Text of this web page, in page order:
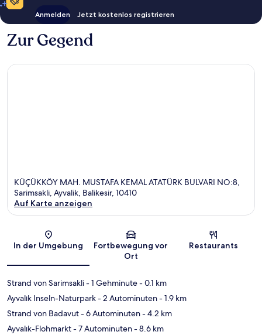
Anmelden Jetzt kostenlos registrieren
Zur Gegend
KÜÇÜKKÖY MAH. MUSTAFA KEMAL ATATÜRK BULVARI NO:8,
Sarimsakli, Ayvalik, Balikesir, 10410
Auf Karte anzeigen
In der Umgebung
Fortbewegung vor
Ort
Restaurants
Strand von Sarimsakli- 1 Gehminute- 0.1 km
Ayvalık Inseln-Naturpark- 2 Autominuten- 1.9 km
Strand von Badavut- 6 Autominuten- 4.2 km
Ayvalık-Flohmarkt- 7 Autominuten- 8.6 km